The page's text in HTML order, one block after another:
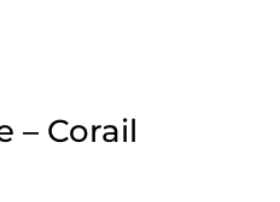
– Corail